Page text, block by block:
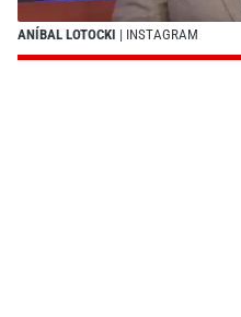
ANÍBAL LOTOCKI | INSTAGRAM